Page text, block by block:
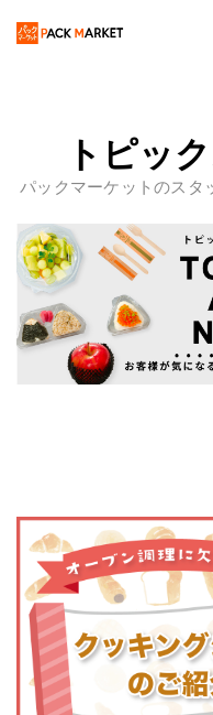
トピッ
パックマーケットのスタ